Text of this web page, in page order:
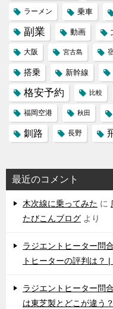
ラーメン 乗車
副業 動画
大阪 宮古島
搭乗 新幹線
格安予約 比較
福岡空港 秋田
釧路
長野
最近のコメント
木次線に乗ってみた に
たびこんブログ より
ラジエントヒーター問
トヒーターの評判は？
ラジエントヒーター問
は東芝製とどこが違う